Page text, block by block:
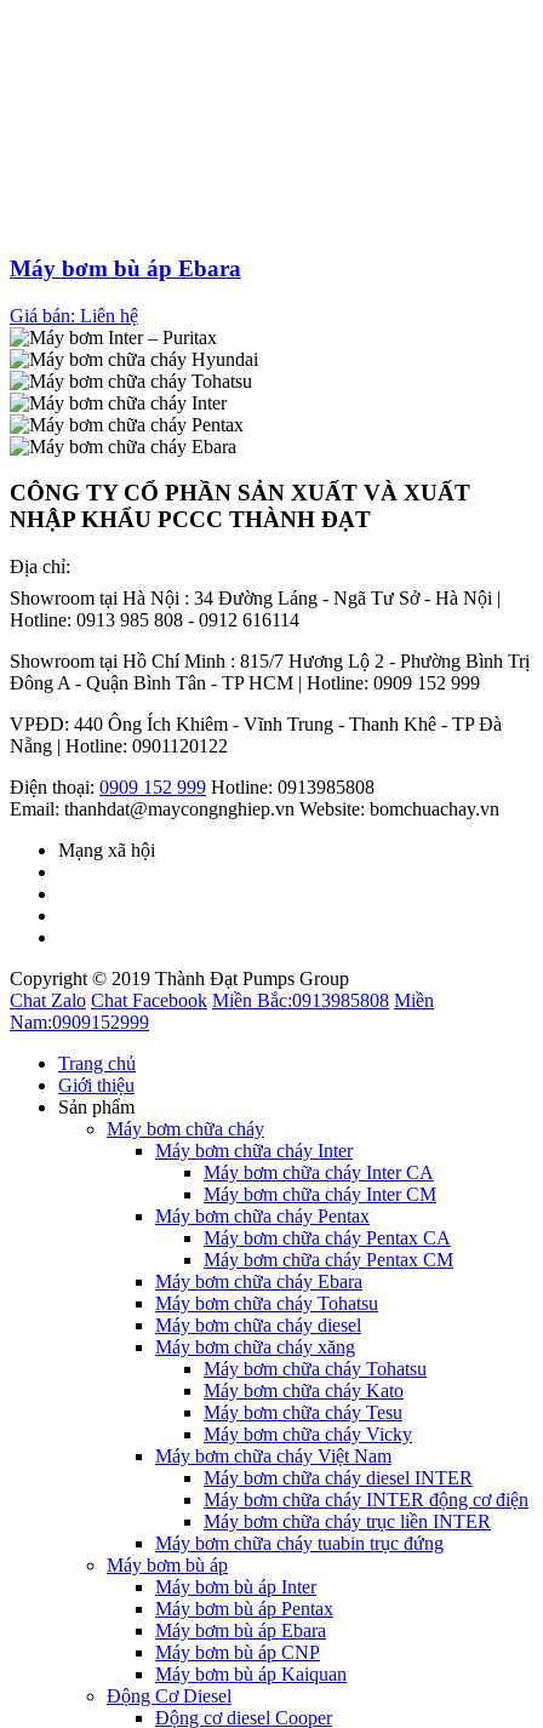
Máy bơm bù áp Ebara
Giá bán: Liên hệ
CÔNG TY CỔ PHẦN SẢN XUẤT VÀ XUẤT
NHẬP KHẨU PCCC THÀNH ĐẠT
Địa chỉ:
Showroom tại Hà Nội : 34 Đường Láng - Ngã Tư Sở - Hà Nội |
Hotline: 0913 985 808 - 0912 616114
Showroom tại Hồ Chí Minh : 815/7 Hương Lộ 2 - Phường Bình Trị
Đông A - Quận Bình Tân - TP HCM | Hotline: 0909 152 999
VPĐD: 440 Ông Ích Khiêm - Vĩnh Trung - Thanh Khê - TP Đà
Nẵng | Hotline: 0901120122
Điện thoại: 0909 152 999 Hotline: 0913985808
Email: thanhdat@maycongnghiep.vn Website: bomchuachay.vn
Mạng xã hội
Copyright © 2019 Thành Đạt Pumps Group
Chat Zalo Chat Facebook Miền Bắc:0913985808 Miền
Nam:0909152999
Trang chủ
Giới thiệu
Sản phẩm
Máy bơm chữa cháy
Máy bơm chữa cháy Inter
Máy bơm chữa cháy Inter CA
Máy bơm chữa cháy Inter CM
Máy bơm chữa cháy Pentax
Máy bơm chữa cháy Pentax CA
Máy bơm chữa cháy Pentax CM
Máy bơm chữa cháy Ebara
Máy bơm chữa cháy Tohatsu
Máy bơm chữa cháy diesel
Máy bơm chữa cháy xăng
Máy bơm chữa cháy Tohatsu
Máy bơm chữa cháy Kato
Máy bơm chữa cháy Tesu
Máy bơm chữa cháy Vicky
Máy bơm chữa cháy Việt Nam
Máy bơm chữa cháy diesel INTER
Máy bơm chữa cháy INTER động cơ điện
Máy bơm chữa cháy trục liền INTER
Máy bơm chữa cháy tuabin trục đứng
Máy bơm bù áp
Máy bơm bù áp Inter
Máy bơm bù áp Pentax
Máy bơm bù áp Ebara
Máy bơm bù áp CNP
Máy bơm bù áp Kaiquan
Động Cơ Diesel
Động cơ diesel Cooper